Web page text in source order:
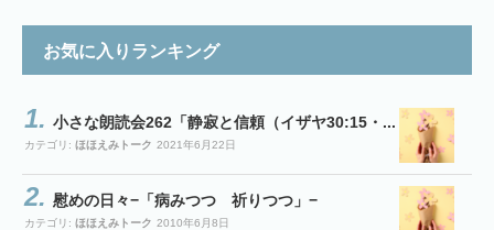
お気に入りランキング
小さな朗読会262「静寂と信頼（イザヤ30:15・...
カテゴリ: ほほえみトーク 2021年6月22日
慰めの日々−「病みつつ 祈りつつ」−
カテゴリ: ほほえみトーク 2010年6月8日